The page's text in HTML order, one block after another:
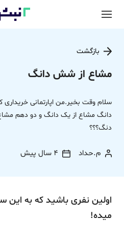
بازگشت
مشاع از شش دانگ
سلام وقت بخیر.من اپارتمانی
دنگ؟؟؟
م.حداد 4 سال پیش
اولین نفری باشید که به این
میده!